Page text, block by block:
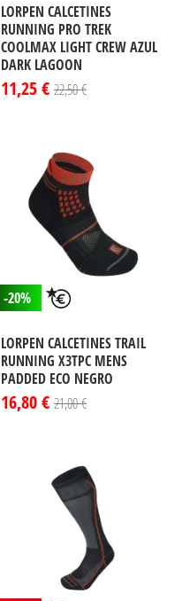
LORPEN CALCETINES
RUNNING PRO TREK
COOLMAX LIGHT CREW AZUL
DARK LAGOON
11,25 € 22,50 €
-20%
LORPEN CALCETINES TRAIL
RUNNING X3TPC MENS
PADDED ECO NEGRO
16,80 € 21,00 €